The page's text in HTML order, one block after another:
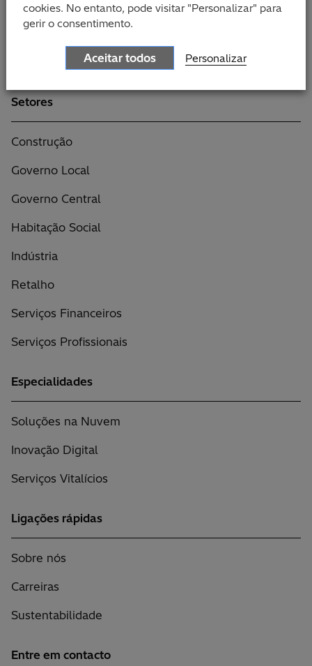
Setores
Construção
Governo Local
Governo Central
Habitação Social
Indústria
Retalho
Serviços Financeiros
Serviços Profissionais
Especialidades
Soluções na Nuvem
Inovação Digital
Serviços Vitalícios
Ligações rápidas
Sobre nós
Carreiras
Sustentabilidade
Entre em contacto
cookies. No entanto, pode visitar "Personalizar" para
gerir o consentimento.
Aceitar todos Personalizar